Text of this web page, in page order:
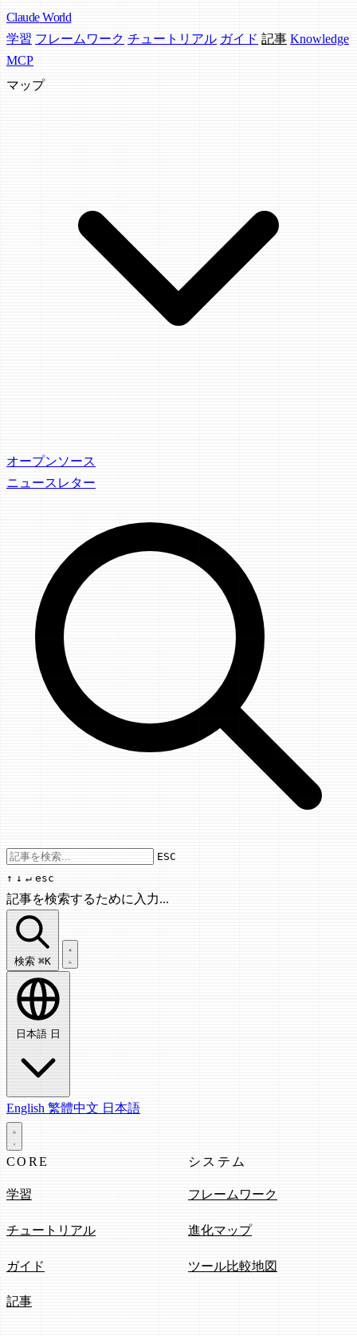
Claude World
学習 フレームワーク チュートリアル ガイド 記事 Knowledge
MCP
マップ
オープンソース
ニュースレター
Use arrow keys to navigate results,
ESC
↑ ↓ ↵ esc
記事を検索するために入力...
記事を検索...
検索 ⌘K
日本語 日
English 繁體中文 日本語
CORE
学習
チュートリアル
ガイド
記事
システム
フレームワーク
進化マップ
ツール比較地図